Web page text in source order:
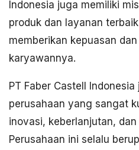
Indonesia juga memiliki
produk dan layanan
memberikan kepuasan
karyawannya.
PT Faber Castell
perusahaan yang sangat
inovasi, keberlanjutan,
Perusahaan ini selalu